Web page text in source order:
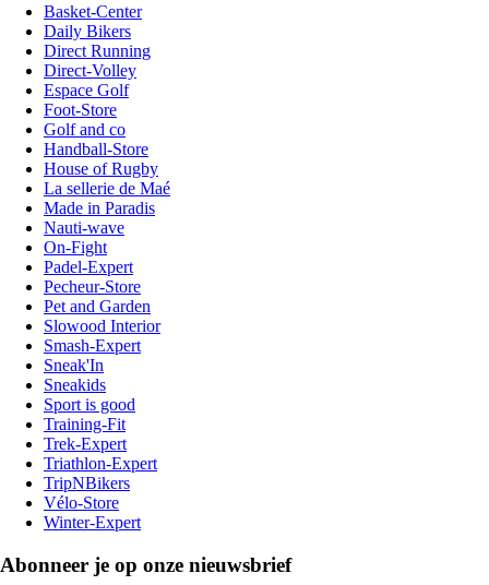
Basket-Center
Daily Bikers
Direct Running
Direct-Volley
Espace Golf
Foot-Store
Golf and co
Handball-Store
House of Rugby
La sellerie de Maé
Made in Paradis
Nauti-wave
On-Fight
Padel-Expert
Pecheur-Store
Pet and Garden
Slowood Interior
Smash-Expert
Sneak'In
Sneakids
Sport is good
Training-Fit
Trek-Expert
Triathlon-Expert
TripNBikers
Vélo-Store
Winter-Expert
Abonneer je op onze nieuwsbrief